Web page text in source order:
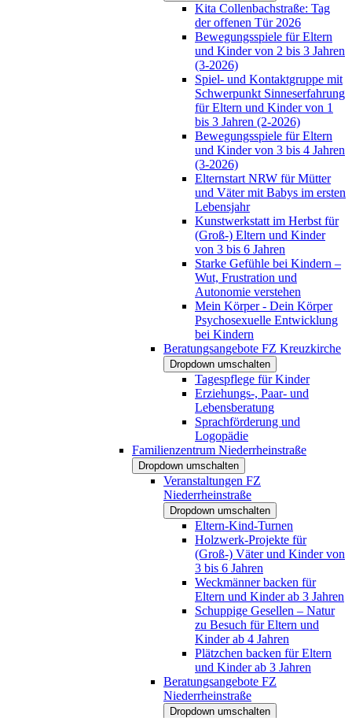
Kita Collenbachstraße: Tag
der offenen Tür 2026
Bewegungsspiele für Eltern
und Kinder von 2 bis 3 Jahren
(3-2026)
Spiel- und Kontaktgruppe mit
Schwerpunkt Sinneserfahrung
für Eltern und Kinder von 1
bis 3 Jahren (2-2026)
Bewegungsspiele für Eltern
und Kinder von 3 bis 4 Jahren
(3-2026)
Elternstart NRW für Mütter
und Väter mit Babys im ersten
Lebensjahr
Kunstwerkstatt im Herbst für
(Groß-) Eltern und Kinder
von 3 bis 6 Jahren
Starke Gefühle bei Kindern –
Wut, Frustration und
Autonomie verstehen
Mein Körper - Dein Körper
Psychosexuelle Entwicklung
bei Kindern
Beratungsangebote FZ Kreuzkirche
Dropdown umschalten
Tagespflege für Kinder
Erziehungs-, Paar- und
Lebensberatung
Sprachförderung und
Logopädie
Familienzentrum Niederrheinstraße
Dropdown umschalten
Veranstaltungen FZ
Niederrheinstraße
Dropdown umschalten
Eltern-Kind-Turnen
Holzwerk-Projekte für
(Groß-) Väter und Kinder von
3 bis 6 Jahren
Weckmänner backen für
Eltern und Kinder ab 3 Jahren
Schuppige Gesellen – Natur
zu Besuch für Eltern und
Kinder ab 4 Jahren
Plätzchen backen für Eltern
und Kinder ab 3 Jahren
Beratungsangebote FZ
Niederrheinstraße
Dropdown umschalten